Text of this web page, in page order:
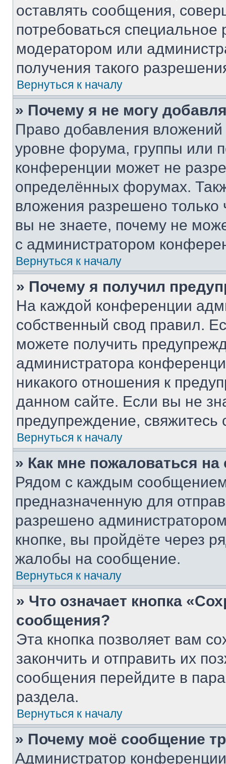
оставлять сообщения,
потребоваться
модератором или
получения такого
Вернуться к началу
» Почему я не могу
Право добавления
уровне форума, группы или
конференции может не
определённых форумах.
вложения разрешено
вы не знаете, почему не
с администратором
Вернуться к началу
» Почему я получил
На каждой конференции
собственный свод правил.
можете получить
администратора
никакого отношения к
данном сайте. Если вы не
предупреждение,
Вернуться к началу
» Как мне пожаловаться
Рядом с каждым сообщением
предназначенную для
разрешено
кнопке, вы пройдёте через
жалобы на сообщение.
Вернуться к началу
» Что означает кнопка
сообщения?
Эта кнопка позволяет вам
закончить и отправить их
сообщения перейдите в
раздела.
Вернуться к началу
» Почему моё сообщение
Администратор